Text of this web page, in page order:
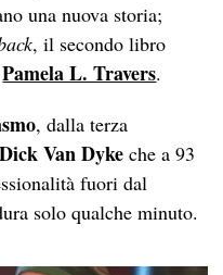
una nuova storia;
, il secondo libro
Pamela L. Travers.
, dalla terza
Dick Van Dyke che a 93
fuori dal
solo qualche minuto.